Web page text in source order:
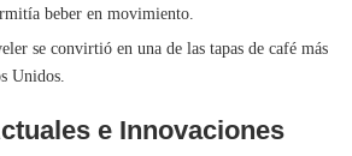
beber en movimiento.
se convirtió en una de las tapas de café más
Unidos.
e Innovaciones